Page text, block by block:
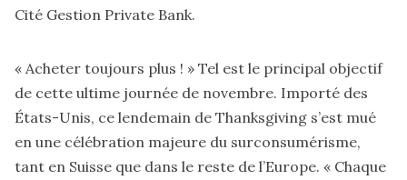
Cité Gestion Private Bank.
« Acheter toujours plus ! » Tel est le principal objectif
de cette ultime journée de novembre. Importé des
États-Unis, ce lendemain de Thanksgiving s’est mué
en une célébration majeure du surconsumérisme,
tant en Suisse que dans le reste de l’Europe. « Chaque